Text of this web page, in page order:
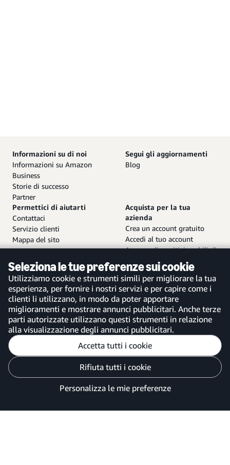
Seleziona le tue preferenze sui cookie
Utilizziamo cookie e strumenti simili per migliorare la tua
esperienza, per fornire i nostri servizi e per capire come i
clienti li utilizzano, in modo da poter apportare
miglioramenti e mostrare annunci pubblicitari. Anche terze
parti autorizzate utilizzano questi strumenti in relazione
alla visualizzazione degli annunci pubblicitari.
Accetta tutti i cookie
Rifiuta tutti i cookie
Personalizza le mie preferenze
Informazioni su di noi
Informazioni su Amazon
Business
Storie di successo
Partner
Segui gli aggiornamenti
Blog
Permettici di aiutarti
Contattaci
Servizio clienti
Mappa del sito
Acquista per la tua
azienda
Crea un account gratuito
Accedi al tuo account
App per dispositivi mobili di
Amazon Business
Italia
Personalizza le mie preferenze
Informativa sulla Privacy
Le tue scelte sulla privacy degli annunci